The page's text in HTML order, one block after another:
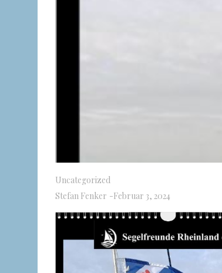
Uncategorized
Stefan Fenker -Februar 3, 2024